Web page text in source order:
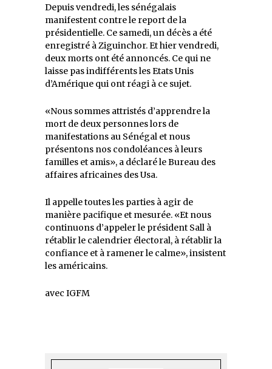
Depuis vendredi, les sénégalais
manifestent contre le report de la
présidentielle. Ce samedi, un décès a été
enregistré à Ziguinchor. Et hier vendredi,
deux morts ont été annoncés. Ce qui ne
laisse pas indifférents les Etats Unis
d’Amérique qui ont réagi à ce sujet.
«Nous sommes attristés d’apprendre la
mort de deux personnes lors de
manifestations au Sénégal et nous
présentons nos condoléances à leurs
familles et amis», a déclaré le Bureau des
affaires africaines des Usa.
Il appelle toutes les parties à agir de
manière pacifique et mesurée. «Et nous
continuons d’appeler le président Sall à
rétablir le calendrier électoral, à rétablir la
confiance et à ramener le calme», insistent
les américains.
avec IGFM